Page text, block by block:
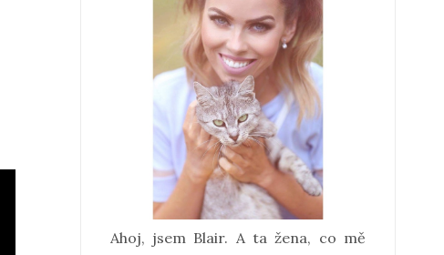
Ahoj, jsem Blair. A ta žena, co mě